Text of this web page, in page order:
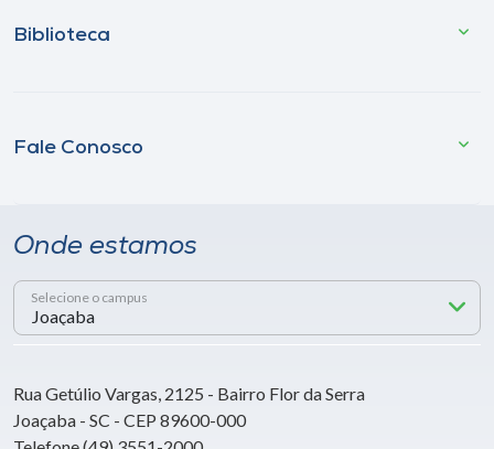
Biblioteca
Fale Conosco
Onde estamos
Selecione o campus
Rua Getúlio Vargas, 2125 - Bairro Flor da Serra
Joaçaba - SC - CEP 89600-000